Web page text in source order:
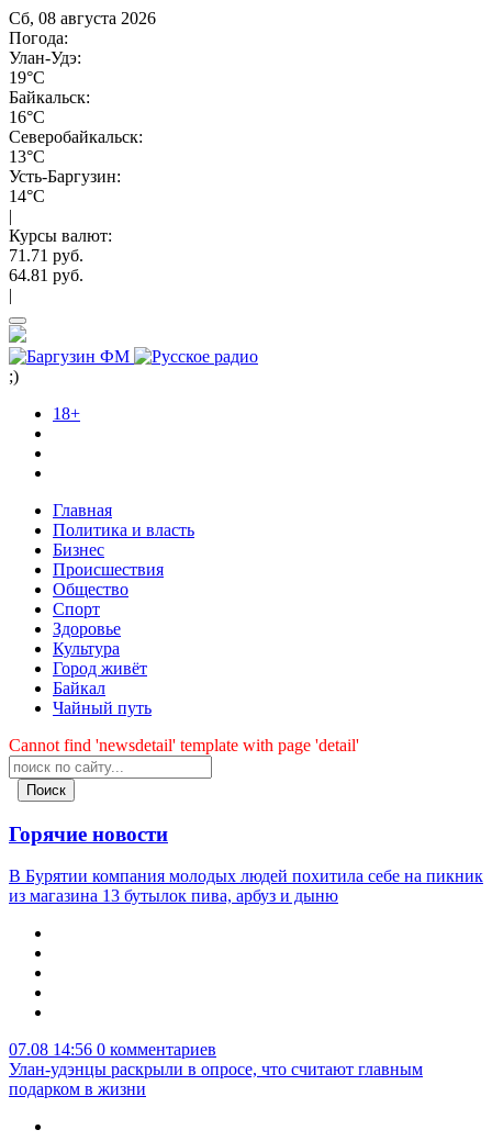
Сб, 08 августа 2026
Погода:
Улан-Удэ:
19°C
Байкальск:
16°C
Северобайкальск:
13°C
Усть-Баргузин:
14°C
|
Курсы валют:
71.71 руб.
64.81 руб.
|
;)
18+
Главная
Политика и власть
Бизнес
Происшествия
Общество
Cпорт
Здоровье
Культура
Город живёт
Байкал
Чайный путь
Cannot find 'newsdetail' template with page 'detail'
Поиск
Горячие новости
В Бурятии компания молодых людей похитила себе на пикник
из магазина 13 бутылок пива, арбуз и дыню
07.08 14:56 0 комментариев
Улан-удэнцы раскрыли в опросе, что считают главным
подарком в жизни